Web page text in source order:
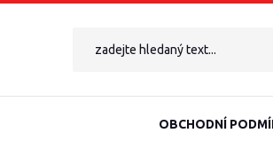
OBCHODNÍ